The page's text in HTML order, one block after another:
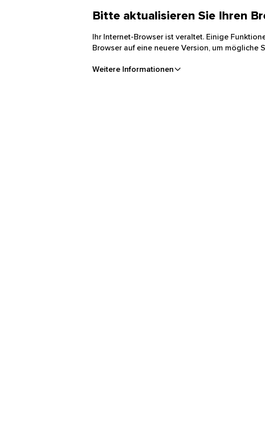
Bitte aktualisieren Sie Ihren
Ihr Internet-Browser ist veraltet. Einige
Browser auf eine neuere Version, um mögliche
Weitere Informationen